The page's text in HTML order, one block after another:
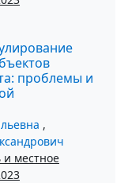
проблемы и
,
и местное